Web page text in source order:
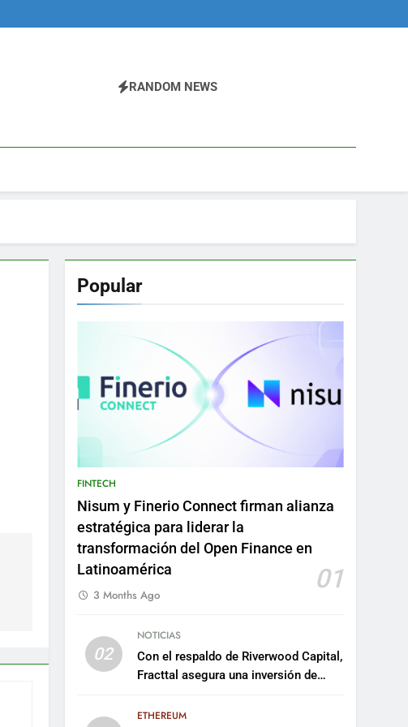
RANDOM NEWS
Popular
FINTECH
Nisum y Finerio Connect firman alianza
estratégica para liderar la
transformación del Open Finance en
Latinoamérica
01
3 Months Ago
02
NOTICIAS
Con el respaldo de Riverwood Capital,
Fracttal asegura una inversión de
plataforma
ETHEREUM